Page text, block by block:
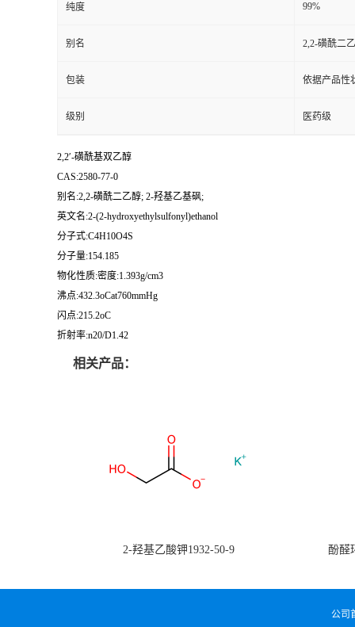
纯度 99%
别名 2,2-磺酰二
包装 依据产品性
级别 医药级
2,2′-磺酰基双乙醇
CAS:2580-77-0
别名:2,2-磺酰二乙醇; 2-羟基乙基砜;
英文名:2-(2-hydroxyethylsulfonyl)ethanol
分子式:C4H10O4S
分子量:154.185
物化性质:密度:1.393g/cm3
沸点:432.3oCat760mmHg
闪点:215.2oC
折射率:n20/D1.42
相关产品：
2-羟基乙酸钾1932-50-9 酚醛
公司